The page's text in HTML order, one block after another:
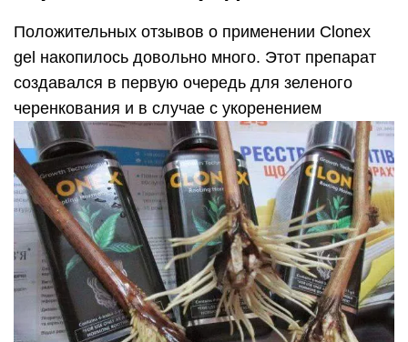
Положительных отзывов о применении Clonex
gel накопилось довольно много. Этот препарат
создавался в первую очередь для зеленого
черенкования и в случае с укоренением